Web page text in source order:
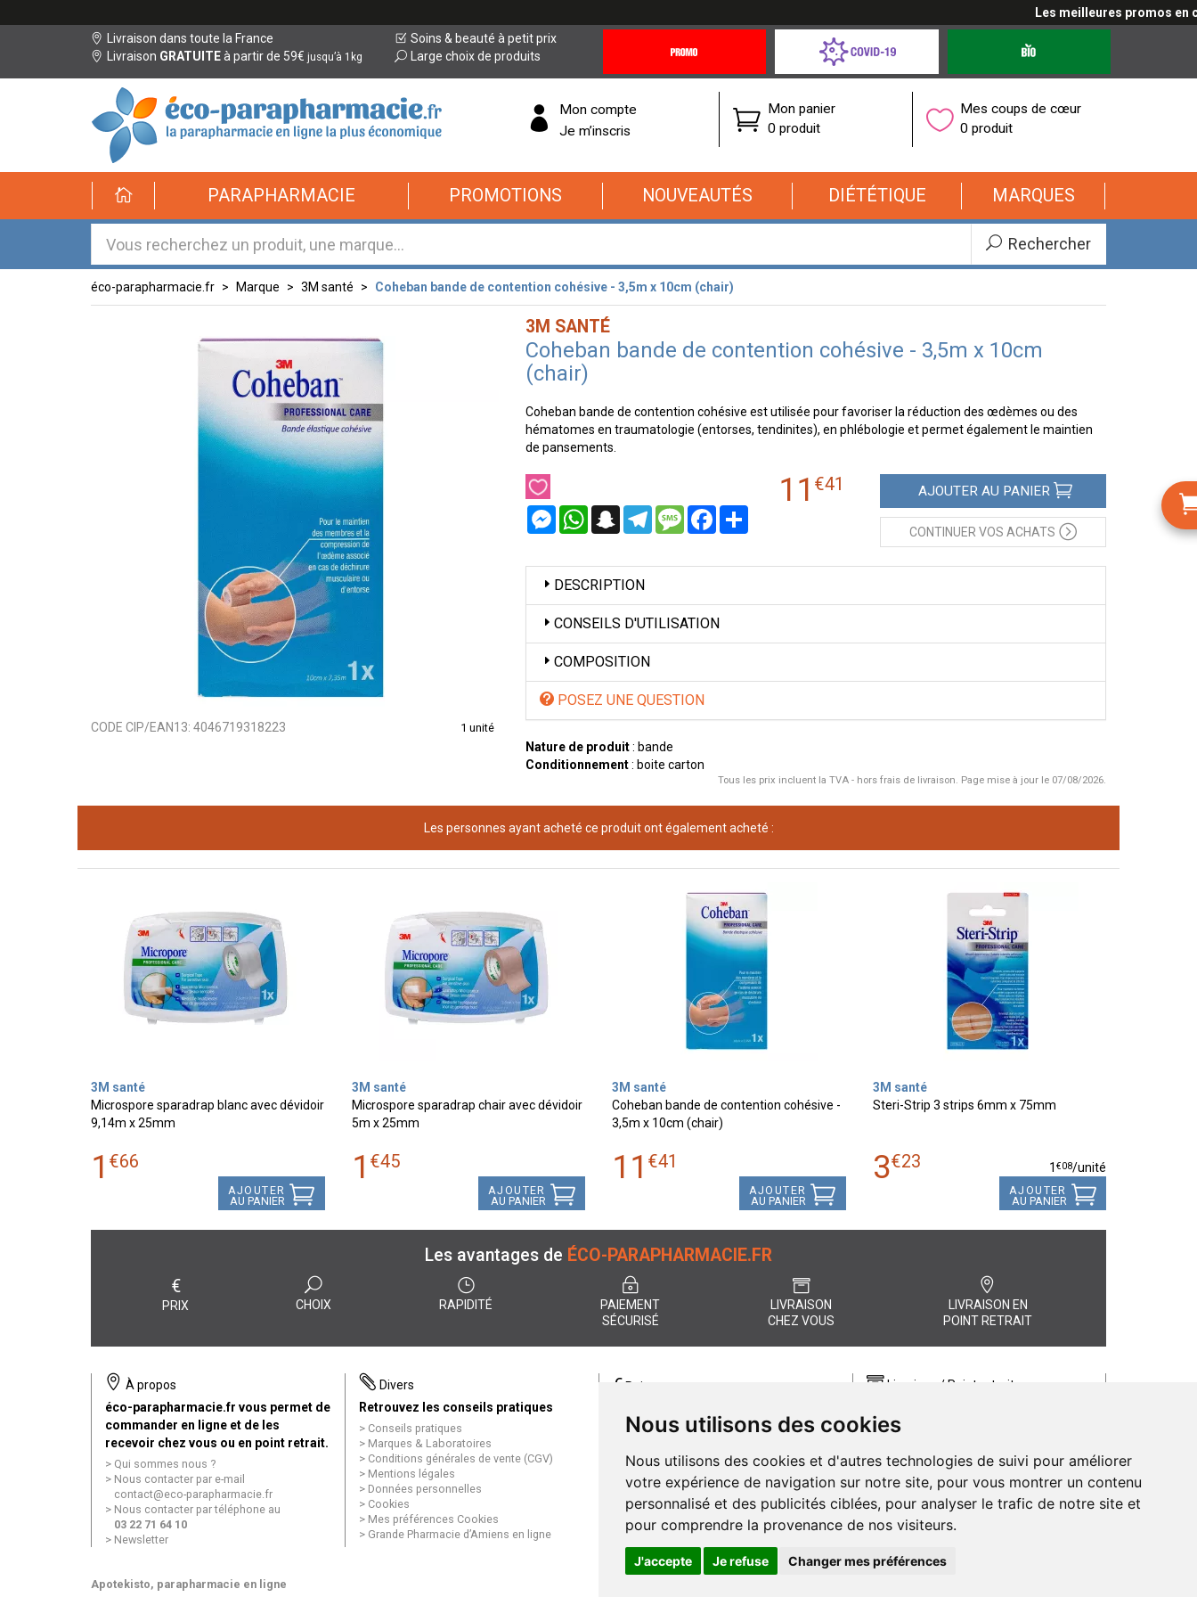
Nous utilisons des cookies
Nous utilisons des cookies et d'autres technologies de suivi pour améliorer
votre expérience de navigation sur notre site, pour vous montrer un contenu
personnalisé et des publicités ciblées, pour analyser le trafic de notre site et
pour comprendre la provenance de nos visiteurs.
J'accepte Je refuse Changer mes préférences
Les meilleures promos en
Livraison dans toute la France
Livraison GRATUITEà partir de 59€ jusqu’à 1kg
Soins & beauté à petit prix
Large choix de produits
Offres
Coronavirus
éco-
parapharmacie.fr
éco-
parapharmacie.fr
Mon compte
Je m’inscris
Mon panier
0 produit
Mes coups de cœur
0 produit
PARAPHARMACIE PROMOTIONS NOUVEAUTÉS DIÉTÉTIQUE MARQUES
Rechercher
éco-parapharmacie.fr Marque 3M santé Coheban bande de contention cohésive - 3,5m x 10cm (chair)
CODE CIP/EAN13: 4046719318223 1 unité
3M SANTÉ
Coheban bande de contention cohésive - 3,5m x 10cm
(chair)
Coheban bande de contention cohésive est utilisée pour favoriser la réduction des œdèmes ou des
hématomes en traumatologie (entorses, tendinites), en phlébologie et permet également le maintien
de pansements.
MessengerWhatsAppSnapchatTelegramMessageFacebookPartager
11 €41 AJOUTER AU PANIER
CONTINUER VOS ACHATS
DESCRIPTION
CONSEILS D'UTILISATION
COMPOSITION
POSEZ UNE QUESTION
Nature de produit: bande
Conditionnement: boite carton
Tous les prix incluent la TVA - hors frais de livraison. Page mise à jour le 07/08/2026.
Les personnes ayant acheté ce produit ont également acheté :
3M santé
Microspore sparadrap blanc avec dévidoir
9,14m x 25mm
1 €66
AJOUTER
AU PANIER
3M santé
Microspore sparadrap chair avec dévidoir
5m x 25mm
1 €45
AJOUTER
AU PANIER
3M santé
Coheban bande de contention cohésive -
3,5m x 10cm (chair)
11 €41
AJOUTER
AU PANIER
3M santé
Steri-Strip 3 strips 6mm x 75mm
3€23 1 €08/unité
AJOUTER
AU PANIER
Les avantages de ÉCO-PARAPHARMACIE.FR
€
PRIX CHOIX RAPIDITÉ
PAIEMENT
SÉCURISÉ
LIVRAISON
CHEZ VOUS
LIVRAISON EN
POINT RETRAIT
À propos
éco-parapharmacie.fr vous permet de
commander en ligne et de les
recevoir chez vous ou en point retrait.
Qui sommes nous ?
Nous contacter par e-mail
contact@eco-parapharmacie.fr
Nous contacter par téléphone au
03 22 71 64 10
Newsletter
Divers
Retrouvez les conseils pratiques
Conseils pratiques
Marques & Laboratoires
Conditions générales de vente (CGV)
Mentions légales
Données personnelles
Cookies
Mes préférences Cookies
Grande Pharmacie d’Amiens en ligne
€Paiement
paiement entièrement sécurisé, quel
Paiement sécurisé et simple
Livraison / Point retrait
commande rapidement chez vous ou
Livraison chez vous ou en points relais
Apotekisto, parapharmacie en ligne